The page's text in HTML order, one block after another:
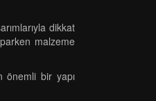
dikkat
malzeme
önemli bir yapı